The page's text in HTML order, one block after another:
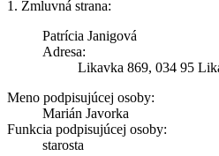
1. Zmluvná strana:
Patrícia Janigová
Adresa:
Likavka 869, 034 95
Meno podpisujúcej osoby:
Marián Javorka
Funkcia podpisujúcej osoby:
starosta